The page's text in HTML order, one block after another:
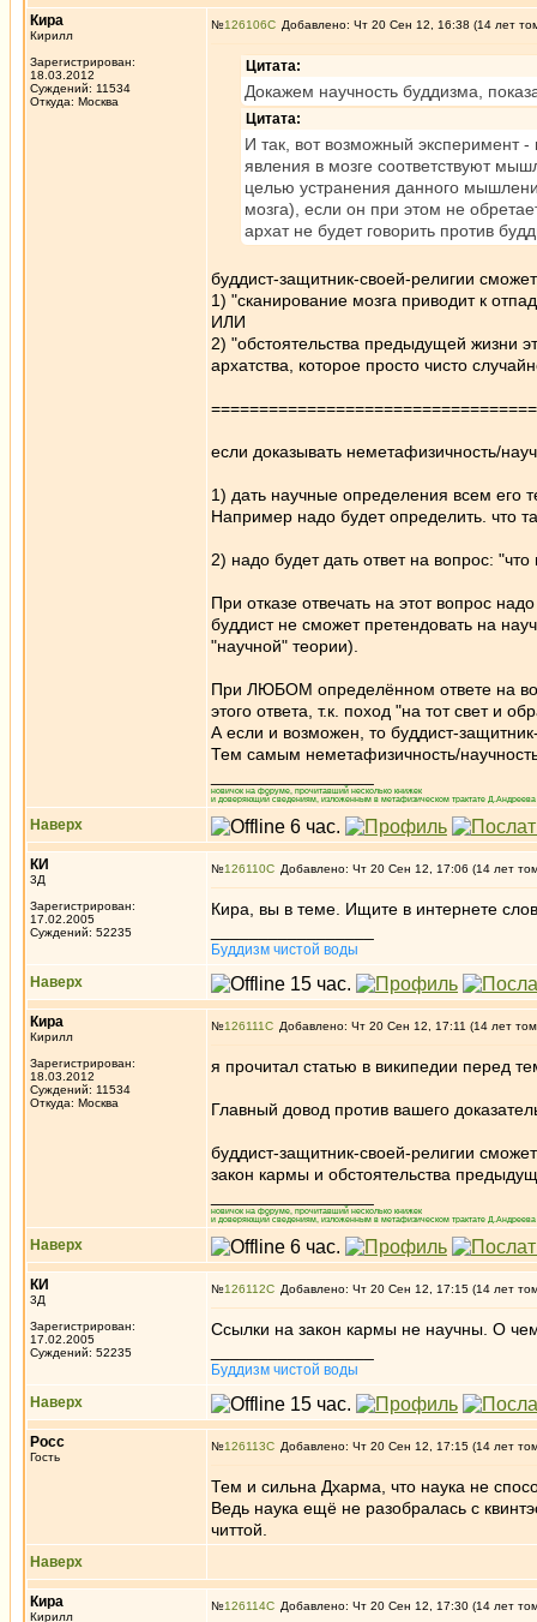
Кира
Кирилл
Зарегистрирован:
18.03.2012
Суждений: 11534
Откуда: Москва
№126106 Добавлено: Чт 20 Сен 12, 16:38 (14 лет
Цитата:
Докажем научность буддизма,
Цитата:
И так, вот возможный эксперимент
явления в мозге соответствуют
целью устранения данного
мозга), если он при этом не
архат не будет говорить против
буддист-защитник-своей-религии
1) "сканирование мозга приводит к
ИЛИ
2) "обстоятельства предыдущей жизни
архатства, которое просто чисто
если доказывать неметафизичность/
1) дать научные определения всем его
Например надо будет определить. что
2) надо будет дать ответ на вопрос:
При отказе отвечать на этот вопрос
буддист не сможет претендовать на
"научной" теории).
При ЛЮБОМ определённом ответе на
этого ответа, т.к. поход "на тот свет и
А если и возможен, то буддист-
Тем самым неметафизичность/
новичок на форуме, прочитавший несколько книжек
и доверяющий сведениям, изложенным в метафизическом трактате
Наверх
КИ
3Д
Зарегистрирован:
17.02.2005
Суждений: 52235
№126110 Добавлено: Чт 20 Сен 12, 17:06 (14 лет
Кира, вы в теме. Ищите в интернете
Буддизм чистой воды
Наверх
Кира
Кирилл
Зарегистрирован:
18.03.2012
Суждений: 11534
Откуда: Москва
№126111 Добавлено: Чт 20 Сен 12, 17:11 (14 лет
я прочитал статью в википедии перед
Главный довод против вашего
буддист-защитник-своей-религии
закон кармы и обстоятельства
новичок на форуме, прочитавший несколько книжек
и доверяющий сведениям, изложенным в метафизическом трактате
Наверх
КИ
3Д
Зарегистрирован:
17.02.2005
Суждений: 52235
№126112 Добавлено: Чт 20 Сен 12, 17:15 (14 лет
Ссылки на закон кармы не научны. О
Буддизм чистой воды
Наверх
Росс
Гость
№126113 Добавлено: Чт 20 Сен 12, 17:15 (14 лет
Тем и сильна Дхарма, что наука не
Ведь наука ещё не разобралась с
читтой.
Наверх
Кира
Кирилл
№126114 Добавлено: Чт 20 Сен 12, 17:30 (14 лет